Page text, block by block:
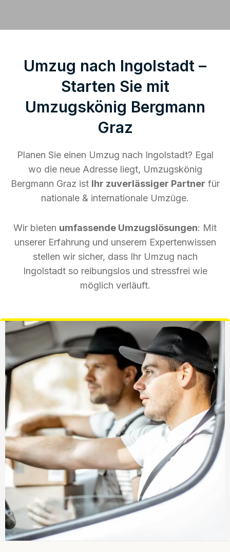
Umzug nach Ingolstadt –
Starten Sie mit
Umzugskönig Bergmann
Graz
Planen Sie einen Umzug nach Ingolstadt? Egal
wo die neue Adresse liegt, Umzugskönig
Bergmann Graz ist Ihr zuverlässiger Partner für
nationale & internationale Umzüge.
Wir bieten umfassende Umzugslösungen: Mit
unserer Erfahrung und unserem Expertenwissen
stellen wir sicher, dass Ihr Umzug nach
Ingolstadt so reibungslos und stressfrei wie
möglich verläuft.